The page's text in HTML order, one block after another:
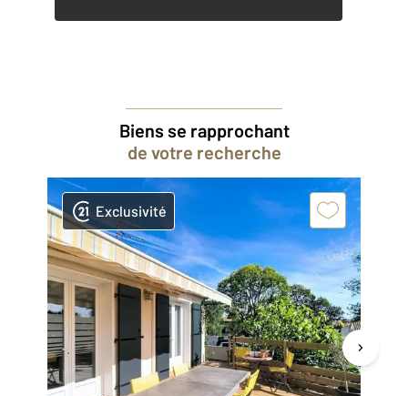
Biens se rapprochant
de votre recherche
Exclusivité